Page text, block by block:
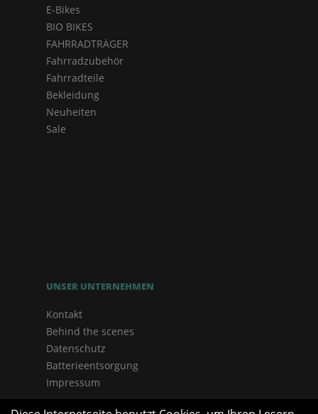
E-Bikes
BIO BIKES
FAHRRADTRÄGER
Fahrradzubehör
Fahrradteile
Bekleidung
Neuheiten
Sale
UNSER UNTERNEHMEN
Kontakt
Behind the scenes
Datenschutz
Batterieentsorgung
Impressum